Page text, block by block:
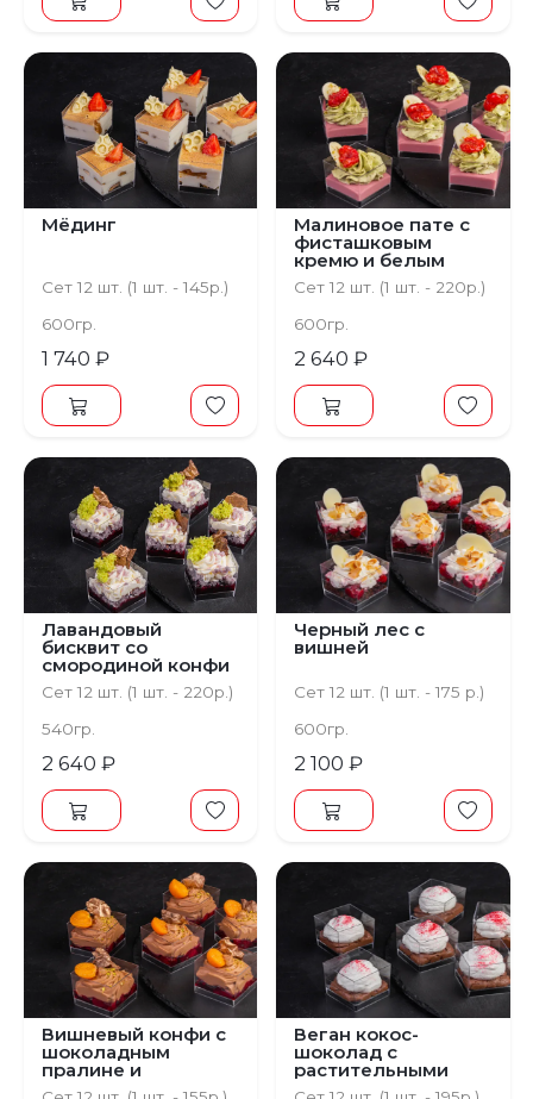
Мёдинг
Сет 12 шт. (1 шт. - 145р.)
600гр.
1 740 ₽
Малиновое пате с
фисташковым
кремю и белым
шоколадом
Сет 12 шт. (1 шт. - 220р.)
600гр.
2 640 ₽
Лавандовый
бисквит со
смородиной конфи
и ванильным крем-
чизом
Сет 12 шт. (1 шт. - 220р.)
540гр.
2 640 ₽
Черный лес с
вишней
Сет 12 шт. (1 шт. - 175 р.)
600гр.
2 100 ₽
Вишневый конфи с
шоколадным
пралине и
физалисом
Веган кокос-
шоколад с
растительными
сливками